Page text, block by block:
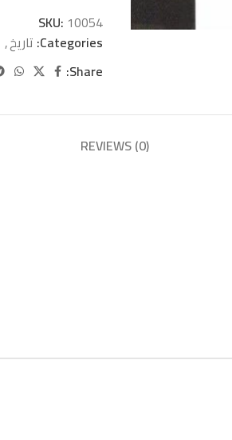
SKU: 10054
Categories: تاريخ,
Share:
REVIEWS (0)